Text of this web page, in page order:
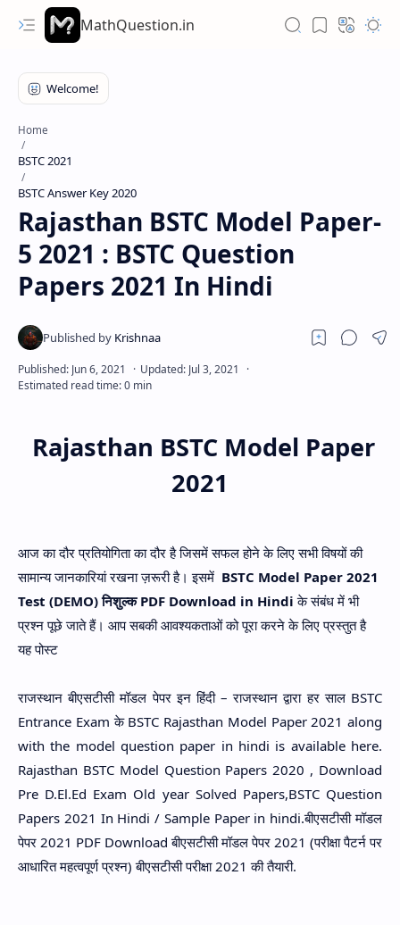
MathQuestion.in
Hidden Menu
Home
BSTC 2021
BSTC Answer Key 2020
Rajasthan BSTC Model Paper-
5 2021 : BSTC Question
Papers 2021 In Hindi
Rajasthan BSTC Model Paper
2021
आज का दौर प्रतियोगिता का दौर है जिसमें सफल होने के लिए सभी विषयों की
सामान्य जानकारियां रखना ज़रूरी है। इसमें BSTC Model Paper 2021
Test (DEMO) निशुल्क PDF Download in Hindiके संबंध में भी
प्रश्न पूछे जाते हैं। आप सबकी आवश्यकताओं को पूरा करने के लिए प्रस्तुत है
यह पोस्ट
राजस्थान बीएसटीसी मॉडल पेपर इन हिंदी – राजस्थान द्वारा हर साल BSTC
Entrance Exam के BSTC Rajasthan Model Paper 2021 along
with the model question paper in hindi is available here.
Rajasthan BSTC Model Question Papers 2020 , Download
Pre D.El.Ed Exam Old year Solved Papers,BSTC Question
Papers 2021 In Hindi / Sample Paper in hindi.बीएसटीसी मॉडल
पेपर 2021 PDF Download बीएसटीसी मॉडल पेपर 2021 (परीक्षा पैटर्न पर
आधारित महत्वपूर्ण प्रश्न) बीएसटीसी परीक्षा 2021 की तैयारी.